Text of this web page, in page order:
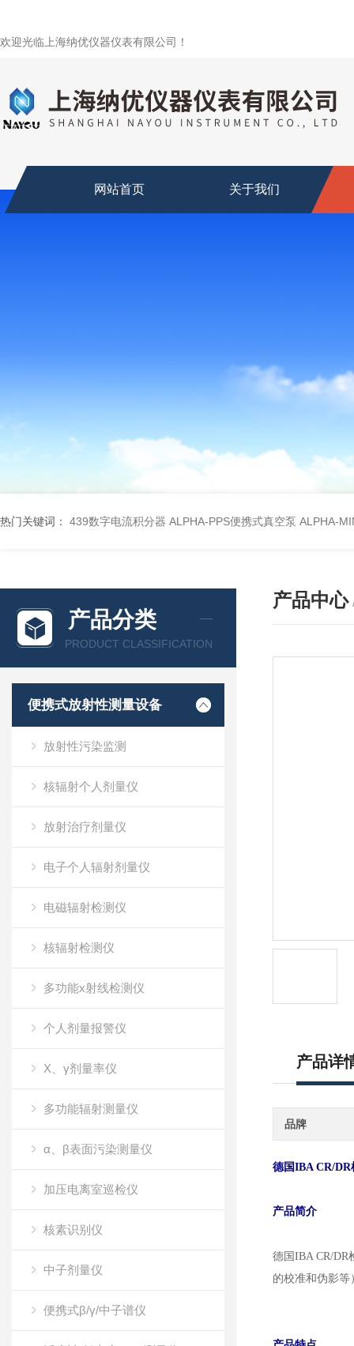
欢迎光临上海纳优仪器仪表有限公司！
网站首页 关于我们
热门关键词： 439数字电流积分器 ALPHA-PPS便携式真空泵 ALPHA-
产品分类
PRODUCT CLASSIFICATION
便携式放射性测量设备
放射性污染监测
核辐射个人剂量仪
放射治疗剂量仪
电子个人辐射剂量仪
电磁辐射检测仪
核辐射检测仪
多功能x射线检测仪
个人剂量报警仪
X、γ剂量率仪
多功能辐射测量仪
α、β表面污染测量仪
加压电离室巡检仪
核素识别仪
中子剂量仪
便携式β/γ/中子谱仪
产品中心
产品详
品牌
德国IBA CR/
产品简介
德国IBA CR/DR
的校准和伪影等